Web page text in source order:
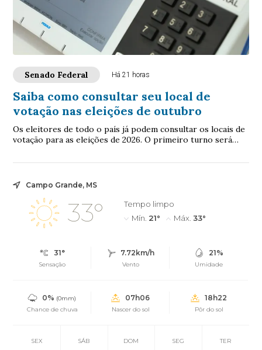
Senado Federal Há 21 horas
Saiba como consultar seu local de
votação nas eleições de outubro
Os eleitores de todo o país já podem consultar os locais de
votação para as eleições de 2026. O primeiro turno será
Campo Grande, MS
33°
Tempo limpo
Mín. 21° Máx. 33°
31°
Sensação
7.72km/h
Vento
21%
Umidade
0% (0mm)
Chance de chuva
07h06
Nascer do sol
18h22
Pôr do sol
SEX SÁB DOM SEG TER